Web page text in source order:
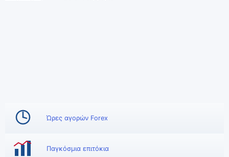
Ώρες αγορών Forex
Παγκόσμια επιτόκια